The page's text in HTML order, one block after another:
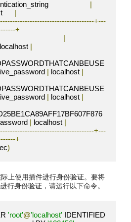
|
|
+---
+
|
localhost |
| localhost |
| localhost |
| localhost |
+---
+
)
上使用插件进行身份验证。要将
行身份验证，请运行以下命令。
'root'@'localhost' IDENTIFIED